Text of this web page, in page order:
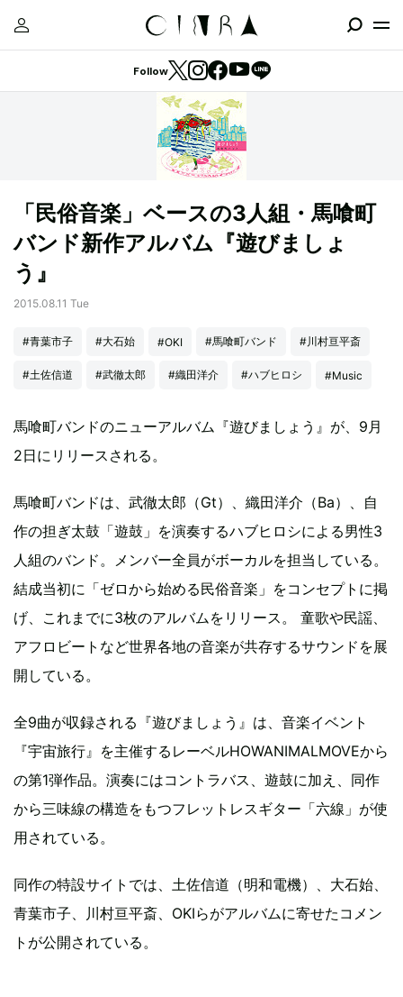
Follow
「民俗音楽」ベースの3人組・馬喰町
バンド新作アルバム『遊びましょ
う』
2015.08.11 Tue
#青葉市子 #大石始 #OKI #馬喰町バンド #川村亘平斎
#土佐信道 #武徹太郎 #織田洋介 #ハブヒロシ #Music
馬喰町バンドのニューアルバム『遊びましょう』が、9月
2日にリリースされる。
馬喰町バンドは、武徹太郎（Gt）、織田洋介（Ba）、自
作の担ぎ太鼓「遊鼓」を演奏するハブヒロシによる男性3
人組のバンド。メンバー全員がボーカルを担当している。
結成当初に「ゼロから始める民俗音楽」をコンセプトに掲
げ、これまでに3枚のアルバムをリリース。 童歌や民謡、
アフロビートなど世界各地の音楽が共存するサウンドを展
開している。
全9曲が収録される『遊びましょう』は、音楽イベント
『宇宙旅行』を主催するレーベルHOWANIMALMOVEから
の第1弾作品。演奏にはコントラバス、遊鼓に加え、同作
から三味線の構造をもつフレットレスギター「六線」が使
用されている。
同作の特設サイトでは、土佐信道（明和電機）、大石始、
青葉市子、川村亘平斎、OKIらがアルバムに寄せたコメン
トが公開されている。